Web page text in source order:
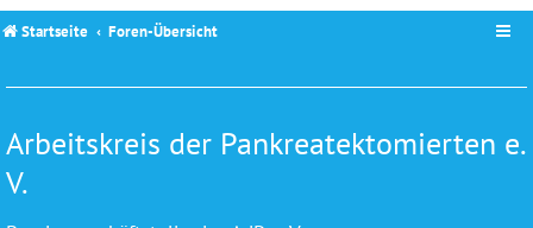
Startseite Foren-Übersicht
Arbeitskreis der Pankreatektomierten e.
V.